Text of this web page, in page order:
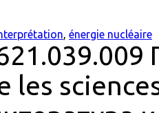
, énergie nucléaire
les